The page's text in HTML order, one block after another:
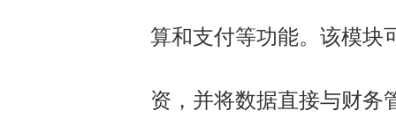
算和支付等功能。该模块
资，并将数据直接与财务